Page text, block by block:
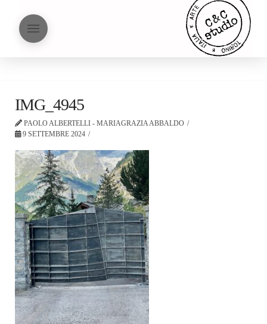
IMG_4945
PAOLO ALBERTELLI - MARIAGRAZIA ABBALDO
9 SETTEMBRE 2024